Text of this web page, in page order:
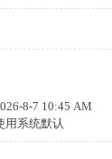
8-7 10:45 AM
用系统默认